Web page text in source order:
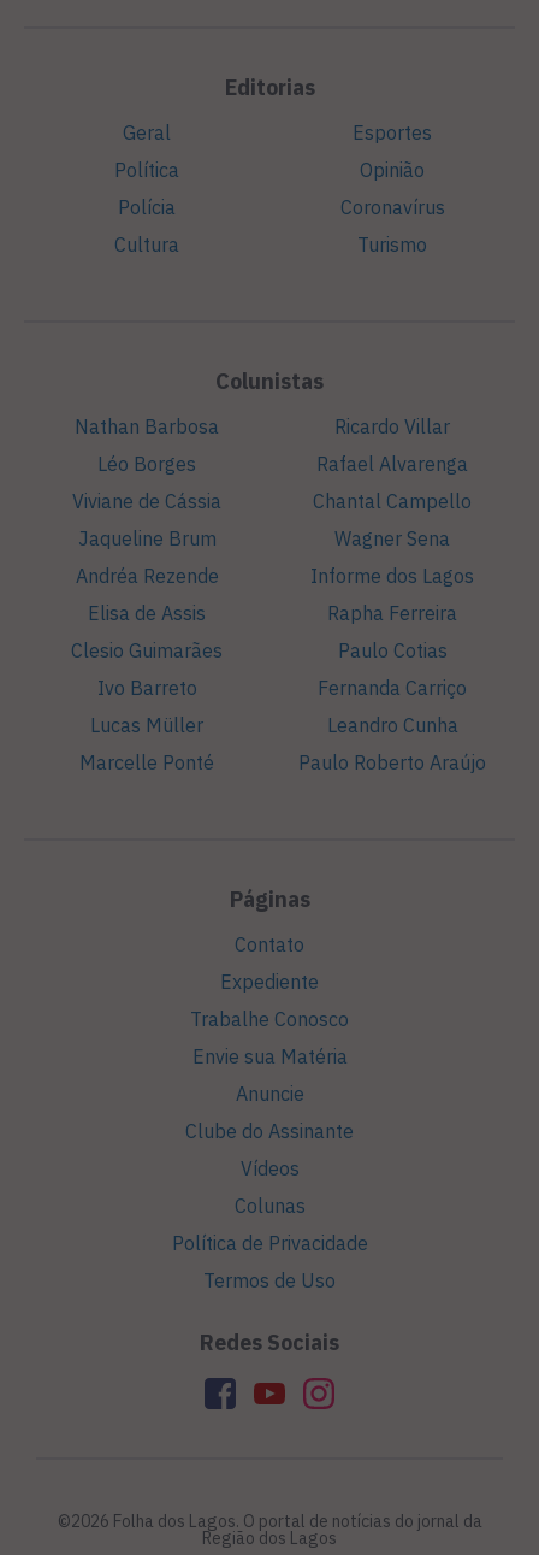
Editorias
Geral
Política
Polícia
Cultura
Esportes
Opinião
Coronavírus
Turismo
Colunistas
Nathan Barbosa
Léo Borges
Viviane de Cássia
Jaqueline Brum
Andréa Rezende
Elisa de Assis
Clesio Guimarães
Ivo Barreto
Lucas Müller
Marcelle Ponté
Ricardo Villar
Rafael Alvarenga
Chantal Campello
Wagner Sena
Informe dos Lagos
Rapha Ferreira
Paulo Cotias
Fernanda Carriço
Leandro Cunha
Paulo Roberto Araújo
Páginas
Contato
Expediente
Trabalhe Conosco
Envie sua Matéria
Anuncie
Clube do Assinante
Vídeos
Colunas
Política de Privacidade
Termos de Uso
Redes Sociais
©2026 Folha dos Lagos. O portal de notícias do jornal da
Região dos Lagos